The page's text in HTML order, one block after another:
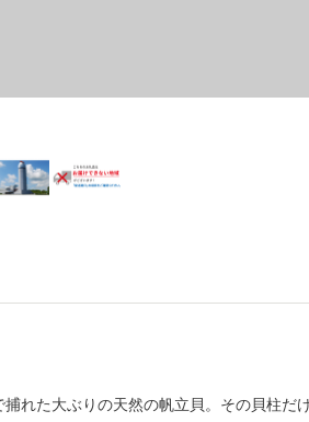
れた大ぶりの天然の帆立貝。その貝柱だ